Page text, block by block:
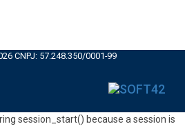
CNPJ: 57.248.350/0001-99
session_start() because a session is